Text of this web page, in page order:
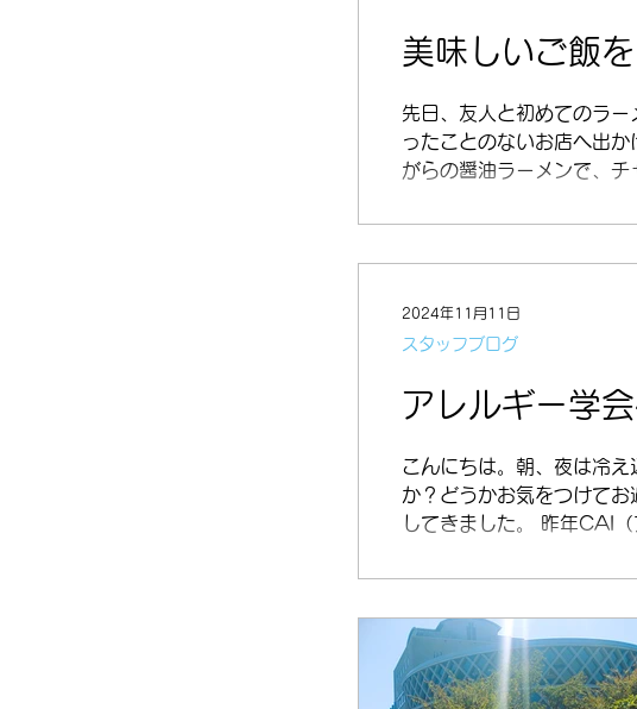
美味しいご飯を
先日、友人と初めてのラ
ったことのないお店へ出
がらの醤油ラーメンで、チ
アレルギー学
こんにちは。朝、夜は冷
か？どうかお気をつけて
してきました。 昨年CAI
スタッフブログ
2024年11月11日